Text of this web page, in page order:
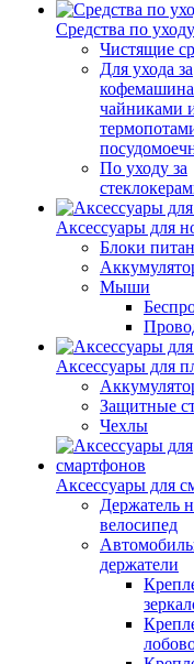
Средства по уходу
Чистящие
Для ухода за
чайниками
По уходу за
Аксессуары для
Блоки
Мыши
Аксессуары для
Защитные
Чехлы
Аксессуары для
Держатель
велосипед
держатели